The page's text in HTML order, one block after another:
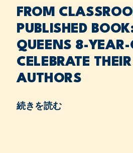
FROM
PUBLISHED
QUEENS 8-YEAR-
CELEBRATE
AUTHORS
続きを読む